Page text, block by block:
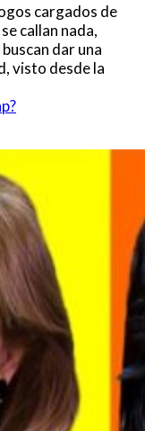
cargados de
callan nada,
dar una
visto desde la